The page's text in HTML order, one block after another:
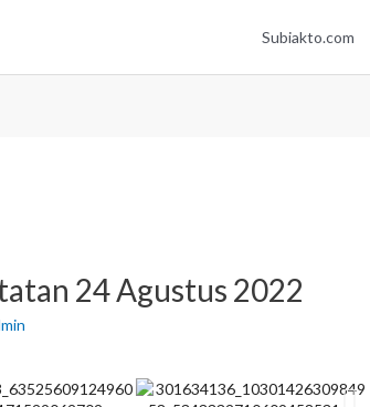
Subiakto.com
24 Agustus 2022